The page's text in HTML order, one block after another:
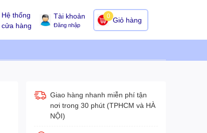
Hệ thống
cửa hàng
Tài khoản
Đăng nhập
Giỏ hàng
0
Giao hàng nhanh miễn phí tận
nơi trong 30 phút (TPHCM và HÀ
NỘI)